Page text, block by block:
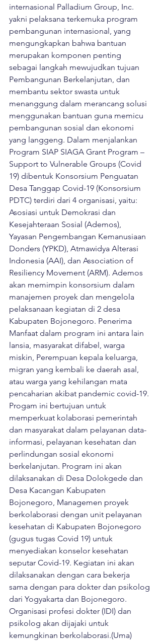
internasional Palladium Group, Inc.
yakni pelaksana terkemuka program
pembangunan internasional, yang
mengungkapkan bahwa bantuan
merupakan komponen penting
sebagai langkah mewujudkan tujuan
Pembangunan Berkelanjutan, dan
membantu sektor swasta untuk
menanggung dalam merancang solusi
menggunakan bantuan guna memicu
pembangunan sosial dan ekonomi
yang langgeng. Dalam menjalankan
Program SIAP SIAGA Grant Program –
Support to Vulnerable Groups (Covid
19) dibentuk Konsorsium Penguatan
Desa Tanggap Covid-19 (Konsorsium
PDTC) terdiri dari 4 organisasi, yaitu:
Asosiasi untuk Demokrasi dan
Kesejahteraan Sosial (Ademos),
Yayasan Pengembangan Kemanusiaan
Donders (YPKD), Atmawidya Alterasi
Indonesia (AAI), dan Association of
Resiliency Movement (ARM). Ademos
akan memimpin konsorsium dalam
manajemen proyek dan mengelola
pelaksanaan kegiatan di 2 desa
Kabupaten Bojonegoro. Penerima
Manfaat dalam program ini antara lain
lansia, masyarakat difabel, warga
miskin, Perempuan kepala keluarga,
migran yang kembali ke daerah asal,
atau warga yang kehilangan mata
pencaharian akibat pandemic covid-19.
Progam ini bertujuan untuk
memperkuat kolaborasi pemerintah
dan masyarakat dalam pelayanan data-
informasi, pelayanan kesehatan dan
perlindungan sosial ekonomi
berkelanjutan. Program ini akan
dilaksanakan di Desa Dolokgede dan
Desa Kacangan Kabupaten
Bojonegoro, Managemen proyek
berkolaborasi dengan unit pelayanan
kesehatan di Kabupaten Bojonegoro
(gugus tugas Covid 19) untuk
menyediakan konselor kesehatan
seputar Covid-19. Kegiatan ini akan
dilaksanakan dengan cara bekerja
sama dengan para dokter dan psikolog
dari Yogyakarta dan Bojonegoro.
Organisasi profesi dokter (IDI) dan
psikolog akan dijajaki untuk
kemungkinan berkolaborasi.(Uma)